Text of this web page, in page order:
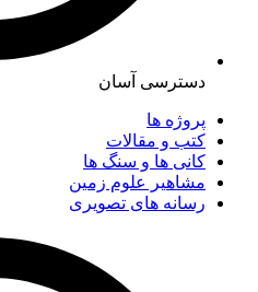
دسترسی آسان
پروژه ها
کتب و مقالات
کانی ها و سنگ ها
مشاهیر علوم زمین
رسانه های تصویری